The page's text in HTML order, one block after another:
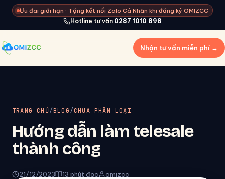
Ưu đãi giới hạn · Tặng kết nối Zalo Cá Nhân khi đăng ký OMIZCC
Hotline tư vấn 0287 1010 898
Nhận tư vấn miễn phí →
TRANG CHỦ/BLOG/CHƯA PHÂN LOẠI
Hướng dẫn làm telesale
thành công
21/12/2023 13 phút đọc omizcc